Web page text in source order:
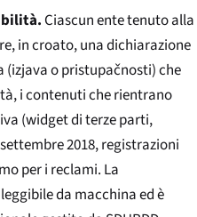
Ciascun ente tenuto alla
in croato, una dichiarazione
(izjava o pristupačnosti) che
i contenuti che rientrano
(widget di terze parti,
2018, registrazioni
per i reclami. La
da macchina ed è